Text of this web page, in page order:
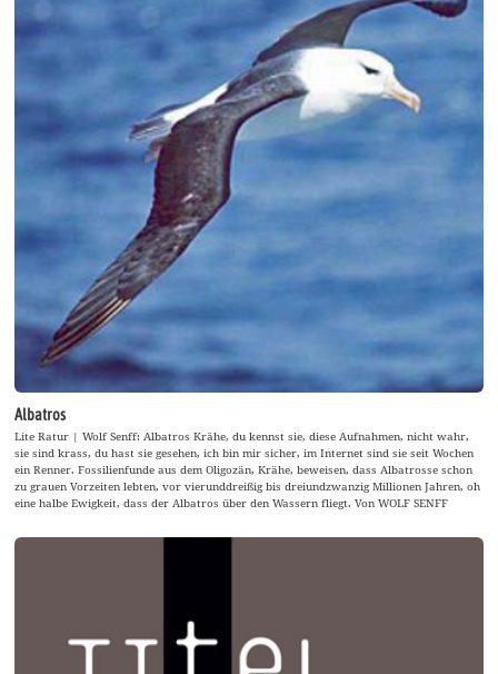
Albatros
Lite Ratur | Wolf Senff: Albatros Krähe, du kennst sie, diese Aufnahmen, nicht wahr,
sie sind krass, du hast sie gesehen, ich bin mir sicher, im Internet sind sie seit Wochen
ein Renner. Fossilienfunde aus dem Oligozän, Krähe, beweisen, dass Albatrosse schon
zu grauen Vorzeiten lebten, vor vierunddreißig bis dreiundzwanzig Millionen Jahren, oh
eine halbe Ewigkeit, dass der Albatros über den Wassern fliegt. Von WOLF SENFF